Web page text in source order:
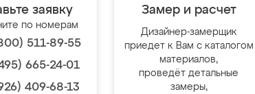
заявку
по номерам
511-89-55
665-24-01
409-68-13
Замер и расчет
Дизайнер-замерщик
приедет к Вам с каталогом
материалов,
проведёт детальные
замеры,